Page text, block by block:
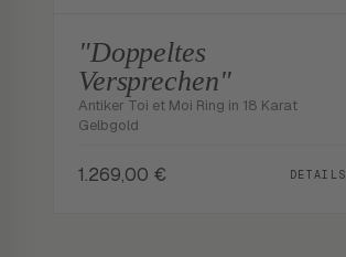
"Doppeltes
Versprechen"
Antiker Toi et Moi Ring in 18 Karat
Gelbgold
1.269,00 € DETAILS